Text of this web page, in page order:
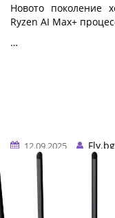
Новото поколение
Ryzen AI Max+
…
12.09.2025
Fly.bg